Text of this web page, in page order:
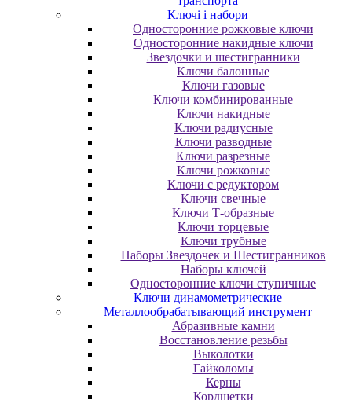
Ключі і набори
Oднocтopoнниe poжкoвыe ключи
Oднocтopoнниe нaкидныe ключи
Звездочки и шестигранники
Ключи балонные
Ключи газовые
Ключи комбинированные
Ключи накидные
Ключи радиусные
Ключи разводные
Ключи разрезные
Ключи рожковые
Ключи с редуктором
Ключи свечные
Ключи Т-образные
Ключи торцевые
Ключи трубные
Наборы Звездочек и Шестигранников
Наборы ключей
Односторонние ключи ступичные
Ключи динамометрические
Металлообрабатывающий инструмент
Абразивные камни
Восстановление резьбы
Выколотки
Гайколомы
Керны
Кордщетки